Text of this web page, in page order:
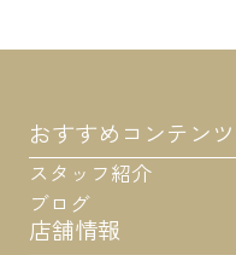
おすすめコンテンツ
スタッフ紹介
ブログ
店舗情報